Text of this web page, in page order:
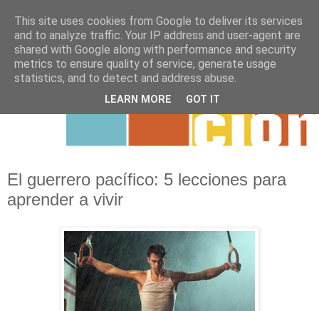
El guerrero pacífico: 5 lecciones para
aprender a vivir
This site uses cookies from Google to deliver its services
and to analyze traffic. Your IP address and user-agent are
shared with Google along with performance and security
metrics to ensure quality of service, generate usage
statistics, and to detect and address abuse.
LEARN MORE GOT IT